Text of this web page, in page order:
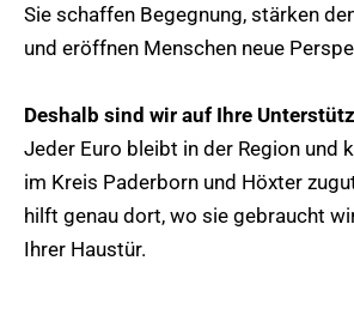
Sie schaffen Begegnung, stärken
und eröffnen Menschen neue
Deshalb sind wir auf Ihre
Jeder Euro bleibt in der Region und
im Kreis Paderborn und Höxter
hilft genau dort, wo sie gebraucht
Ihrer Haustür.